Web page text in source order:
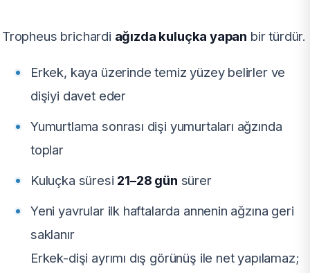
Tropheus brichardi ağızda kuluçka yapan bir türdür.
Erkek, kaya üzerinde temiz yüzey belirler ve
dişiyi davet eder
Yumurtlama sonrası dişi yumurtaları ağzında
toplar
Kuluçka süresi 21–28 gün sürer
Yeni yavrular ilk haftalarda annenin ağzına geri
saklanır
Erkek-dişi ayrımı dış görünüş ile net yapılamaz;